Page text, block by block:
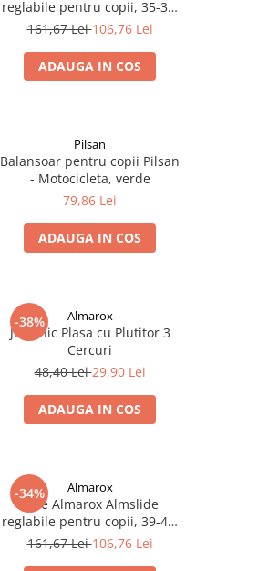
reglabile pentru copii, 35-38,
Albastru
161,67 Lei106,76 Lei
ADAUGA IN COS
Pilsan
Balansoar pentru copii Pilsan
- Motocicleta, verde
79,86 Lei
ADAUGA IN COS
-38% Almarox
Juvelnic Plasa cu Plutitor 3
Cercuri
48,40 Lei29,90 Lei
ADAUGA IN COS
-34% Almarox
Role Almarox Almslide
reglabile pentru copii, 39-42,
Albastru
161,67 Lei106,76 Lei